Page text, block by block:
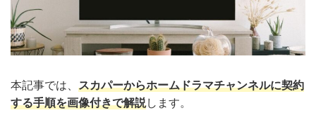
本記事では、 スカパーからホームドラマチャンネルに契約
する手順を画像付きで解説します。